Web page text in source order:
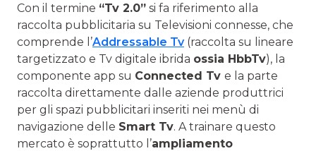
Con il termine “Tv 2.0” si fa riferimento alla
raccolta pubblicitaria su Televisioni connesse, che
comprende l’Addressable Tv(raccolta su lineare
targetizzato e Tv digitale ibrida ossia HbbTv), la
componente app su Connected Tv e la parte
raccolta direttamente dalle aziende produttrici
per gli spazi pubblicitari inseriti nei menù di
navigazione delle Smart Tv. A trainare questo
mercato è soprattutto l’ampliamento